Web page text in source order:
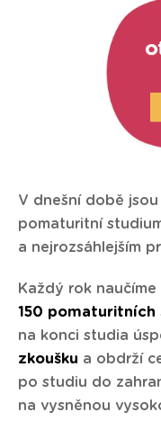
V dnešní době jsou
pomaturitní
a nejrozsáhlejším
Každý rok
150 pomaturitních
na konci studia
zkoušku a obdrží
po studiu do
na vysněnou